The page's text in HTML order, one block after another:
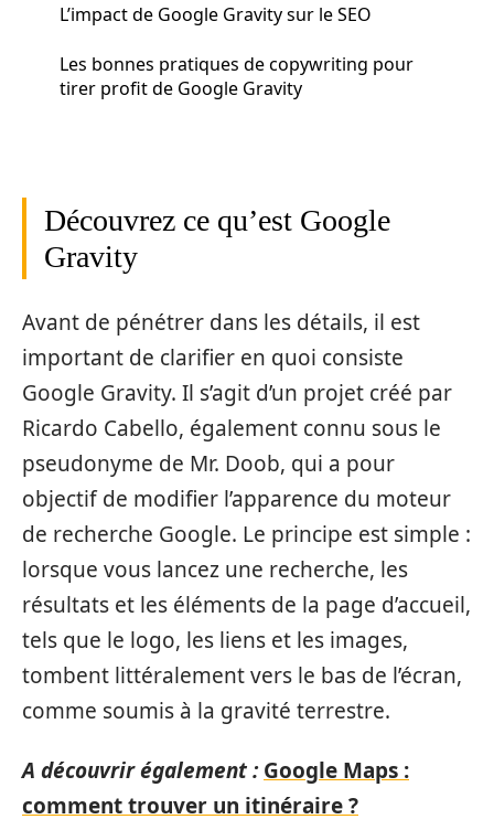
L’impact de Google Gravity sur le SEO
Les bonnes pratiques de copywriting pour
tirer profit de Google Gravity
Découvrez ce qu’est Google
Gravity
Avant de pénétrer dans les détails, il est
important de clarifier en quoi consiste
Google Gravity. Il s’agit d’un projet créé par
Ricardo Cabello, également connu sous le
pseudonyme de Mr. Doob, qui a pour
objectif de modifier l’apparence du moteur
de recherche Google. Le principe est simple :
lorsque vous lancez une recherche, les
résultats et les éléments de la page d’accueil,
tels que le logo, les liens et les images,
tombent littéralement vers le bas de l’écran,
comme soumis à la gravité terrestre.
A découvrir également : Google Maps :
comment trouver un itinéraire ?